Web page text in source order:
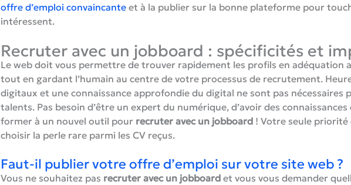
offre d’emploi convaincante et à la publier sur la bonne plateforme pour
intéressent.
Recruter avec un jobboard : spécificités et
Le web doit vous permettre de trouver rapidement les profils en adéquation
tout en gardant l’humain au centre de votre processus de recrutement.
digitaux et une connaissance approfondie du digital ne sont pas nécessaires
talents. Pas besoin d’être un expert du numérique, d’avoir des
former à un nouvel outil pour recruter avec un jobboard ! Votre seule
choisir la perle rare parmi les CV reçus.
Faut-il publier votre offre d’emploi sur votre site web ?
Vous ne souhaitez pas recruter avec un jobboardet vous vous demander